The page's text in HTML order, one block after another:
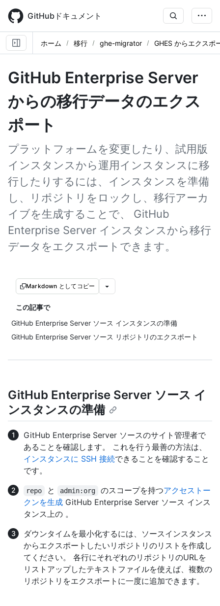
main
content
GitHubドキュメント
ホーム 移行 ghe-migrator GHES からエクスポ
GitHub Enterprise Server
からの移行データのエクス
ポート
プラットフォームを変更したり、試用版
インスタンスから運用インスタンスに移
行したりするには、インスタンスを準備
し、リポジトリをロックし、移行アーカ
イブを生成することで、 GitHub
Enterprise Server インスタンスから移行
データをエクスポートできます。
Markdown としてコピー
この記事で
GitHub Enterprise Server ソース インスタンスの準備
GitHub Enterprise Server ソース リポジトリのエクスポート
GitHub Enterprise Server ソース イ
ンスタンスの準備
GitHub Enterprise Server ソースのサイト管理者で
あることを確認します。 これを行う最善の方法は、
インスタンスに SSH 接続できることを確認すること
です。
repo と admin:org のスコープを持つアクセストー
クンを生成 GitHub Enterprise Server ソース インス
タンス上の 。
ダウンタイムを最小化するには、ソースインスタンス
からエクスポートしたいリポジトリのリストを作成し
てください。 各行にそれぞれのリポジトリのURLを
リストアップしたテキストファイルを使えば、複数の
リポジトリをエクスポートに一度に追加できます。